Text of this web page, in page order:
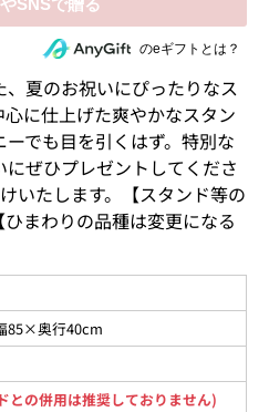
手にeギフトで贈るのeギフトとは？
夏のお祝いにぴったりなス
に仕上げた爽やかなスタン
でも目を引くはず。特別な
ぜひプレゼントしてくださ
いたします。【スタンド等の
まわりの品種は変更になる
85×奥行40cm
の併用は推奨しておりません)